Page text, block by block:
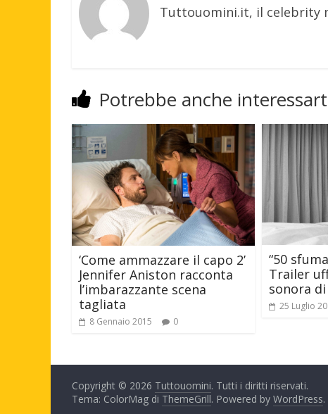
Tuttouomini.it, il celebrity
Potrebbe anche
‘Come ammazzare il capo 2’
Jennifer Aniston racconta
l’imbarazzante scena
tagliata
8 Gennaio 2015 0
“50
Trailer
sonora
25 Luglio
Copyright © 2026 Tuttouomini. Tutti i diritti riservati.
Tema: ColorMag di ThemeGrill. Powered by WordPress.